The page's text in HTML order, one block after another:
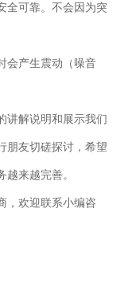
全可靠。不会因为突
会产生震动（噪音
讲解说明和展示我们
朋友切磋探讨，希望
来越完善。
，欢迎联系小编咨